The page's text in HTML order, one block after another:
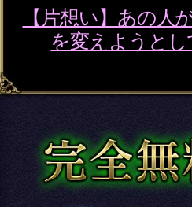
名×暦で現実掌握≪国賓/各界VIP
中奥儀≫鳥海式天命術
魂の本音が聴こえる！【運命結
札】心の奥底視抜く◆魂唯タロ